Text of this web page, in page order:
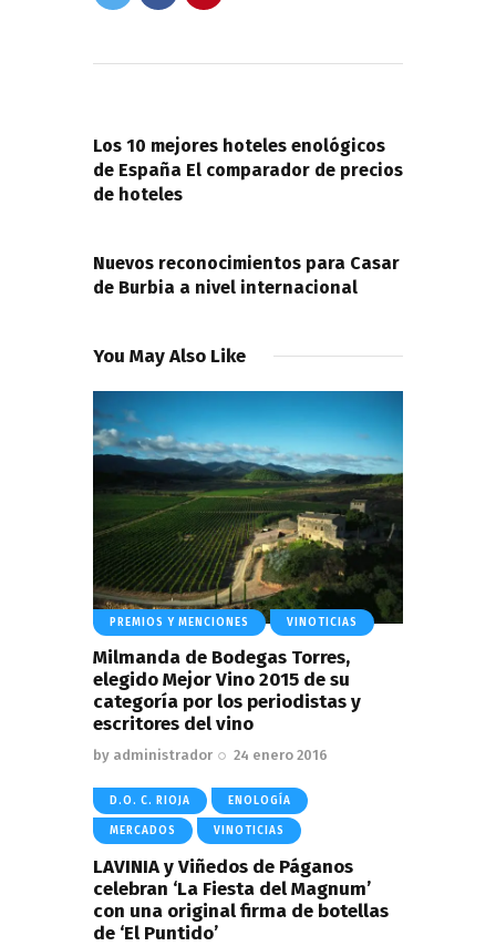
entradas
Los 10 mejores hoteles enológicos
de España El comparador de precios
de hoteles
Nuevos reconocimientos para Casar
de Burbia a nivel internacional
You May Also Like
PREMIOS Y MENCIONES VINOTICIAS
Milmanda de Bodegas Torres,
elegido Mejor Vino 2015 de su
categoría por los periodistas y
escritores del vino
by administrador 24 enero 2016
D.O. C. RIOJA ENOLOGÍA
MERCADOS VINOTICIAS
LAVINIA y Viñedos de Páganos
celebran ‘La Fiesta del Magnum’
con una original firma de botellas
de ‘El Puntido’